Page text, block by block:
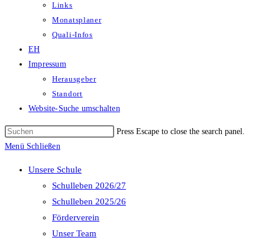
Links
Monatsplaner
Quali-Infos
EH
Impressum
Herausgeber
Standort
Website-Suche umschalten
Press Escape to close the search panel.
Menü Schließen
Unsere Schule
Schulleben 2026/27
Schulleben 2025/26
Förderverein
Unser Team